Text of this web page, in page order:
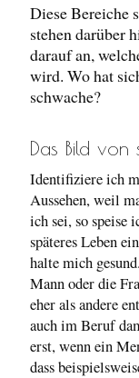
Diese Bereiche
stehen darüber
darauf an,
wird. Wo hat
schwache?
Das Bild von
Identifiziere ich
Aussehen, weil
ich sei, so speise
späteres Leben
halte mich
Mann oder die
eher als andere
auch im Beruf
erst, wenn ein
dass